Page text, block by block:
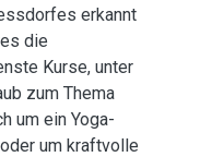
erkannt
die
Kurse, unter
zum Thema
um ein Yoga-
um kraftvolle